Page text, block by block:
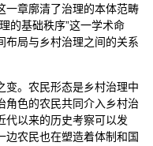
一章廓清了治理的本体范畴
的基础秩序”这一学术命
布局与乡村治理之间的关系
变。农民形态是乡村治理中
角色的农民共同介入乡村治
代以来的历史考察可以发
边农民也在塑造着体制和国